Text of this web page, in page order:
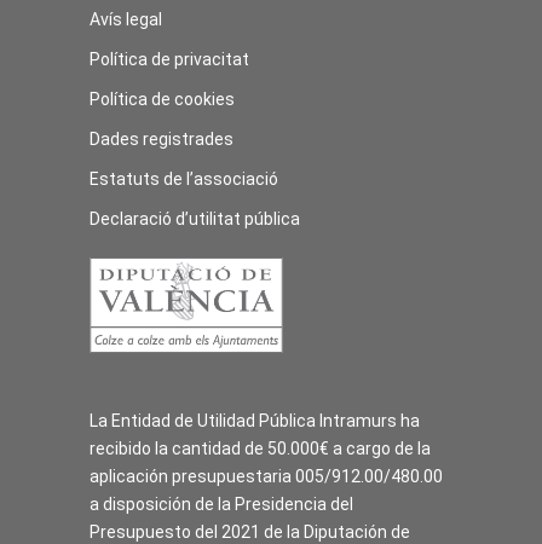
Avís legal
Política de privacitat
Política de cookies
Dades registrades
Estatuts de l’associació
Declaració d’utilitat pública
La Entidad de Utilidad Pública Intramurs ha
recibido la cantidad de 50.000€ a cargo de la
aplicación presupuestaria 005/912.00/480.00
a disposición de la Presidencia del
Presupuesto del 2021 de la Diputación de